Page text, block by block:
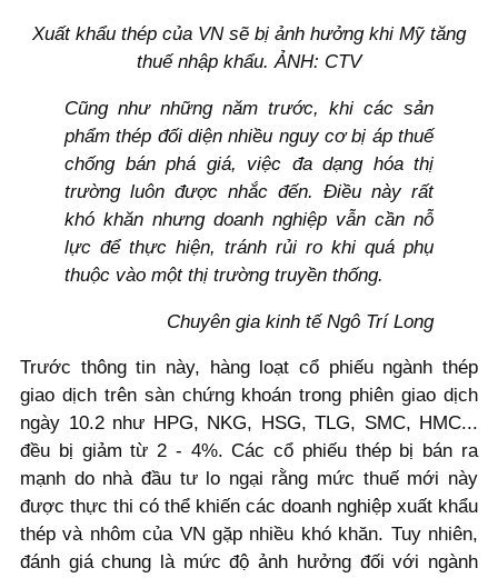
Xuất khẩu thép của VN sẽ bị ảnh hưởng khi Mỹ tăng
thuế nhập khẩu. ẢNH: CTV
Cũng như những năm trước, khi các sản
phẩm thép đối diện nhiều nguy cơ bị áp thuế
chống bán phá giá, việc đa dạng hóa thị
trường luôn được nhắc đến. Điều này rất
khó khăn nhưng doanh nghiệp vẫn cần nỗ
lực để thực hiện, tránh rủi ro khi quá phụ
thuộc vào một thị trường truyền thống.
Chuyên gia kinh tế Ngô Trí Long
Trước thông tin này, hàng loạt cổ phiếu ngành thép
giao dịch trên sàn chứng khoán trong phiên giao dịch
ngày 10.2 như HPG, NKG, HSG, TLG, SMC, HMC...
đều bị giảm từ 2 - 4%. Các cổ phiếu thép bị bán ra
mạnh do nhà đầu tư lo ngại rằng mức thuế mới này
được thực thi có thể khiến các doanh nghiệp xuất khẩu
thép và nhôm của VN gặp nhiều khó khăn. Tuy nhiên,
đánh giá chung là mức độ ảnh hưởng đối với ngành